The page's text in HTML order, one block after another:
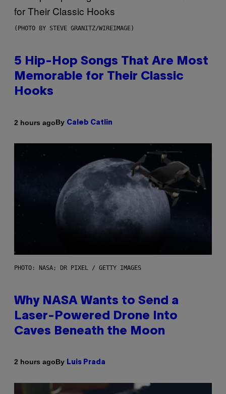
(PHOTO BY STEVE GRANITZ/WIREIMAGE)
5 Hip-Hop Songs That Are Most
Memorable for Their Classic
Hooks
2 hours agoBy Caleb Catlin
PHOTO: NASA; DR PIXEL / GETTY IMAGES
Why NASA Wants to Send a
Laser-Powered Drone Into
Caves Beneath the Moon
2 hours agoBy Luis Prada